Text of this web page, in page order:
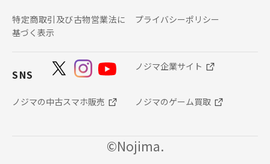
特定商取引及び古物営業法に
基づく表示
プライバシーポリシー
SNS
ノジマ企業サイト
ノジマの中古スマホ販売 ノジマのゲーム買取
©Nojima.